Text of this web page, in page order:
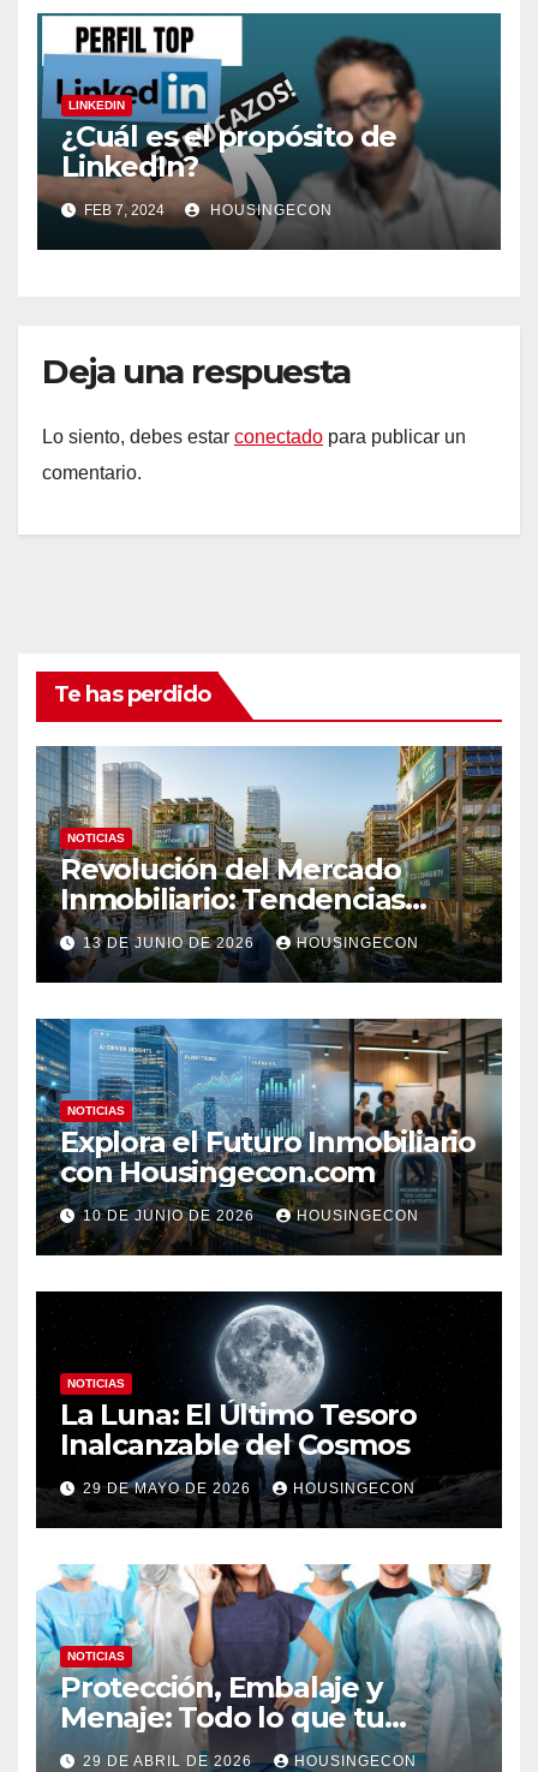
LINKEDIN
¿Cuál es el propósito de
LinkedIn?
FEB 7, 2024 HOUSINGECON
Deja una respuesta
Lo siento, debes estar conectado para publicar un
comentario.
Te has perdido
NOTICIAS
Revolución del Mercado
Inmobiliario: Tendencias
Clave 2023
13 DE JUNIO DE 2026 HOUSINGECON
NOTICIAS
Explora el Futuro Inmobiliario
con Housingecon.com
10 DE JUNIO DE 2026 HOUSINGECON
NOTICIAS
La Luna: El Último Tesoro
Inalcanzable del Cosmos
29 DE MAYO DE 2026 HOUSINGECON
NOTICIAS
Protección, Embalaje y
Menaje: Todo lo que tu
negocio necesita en un solo
29 DE ABRIL DE 2026 HOUSINGECON